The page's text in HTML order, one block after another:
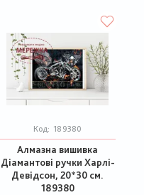
Код: 189380
Алмазна вишивка
Діамантові ручки Харлі-
Девідсон, 20*30 см.
189380